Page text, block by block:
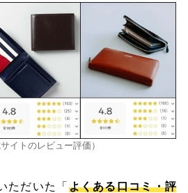
イトのレビュー評価）
ただいた「 よくある口コミ・評